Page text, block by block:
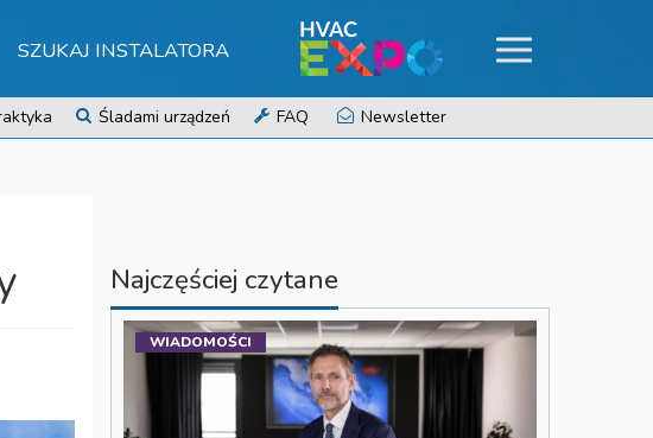
SZUKAJ INSTALATORA
Śladami urządzeń FAQ
Newsletter
Najczęściej czytane
WIADOMOŚCI